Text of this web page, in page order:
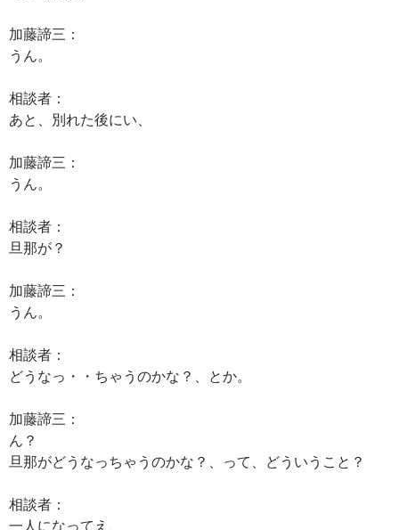
加藤諦三：
うん。
相談者：
あと、別れた後にい、
加藤諦三：
うん。
相談者：
旦那が？
加藤諦三：
うん。
相談者：
どうなっ・・ちゃうのかな？、とか。
加藤諦三：
ん？
旦那がどうなっちゃうのかな？、って、どういうこと？
相談者：
一人になってえ、